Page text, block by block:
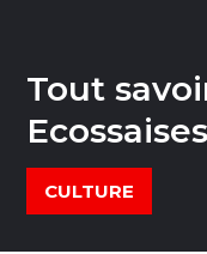
Tout
Ecossaises
CULTURE